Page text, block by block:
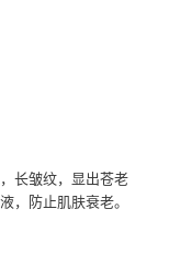
长皱纹，显出苍老
，防止肌肤衰老。